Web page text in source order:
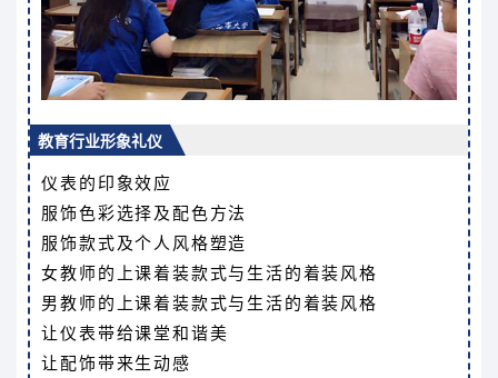
教育行业形象礼仪
仪表的印象效应
服饰色彩选择及配色方法
服饰款式及个人风格塑造
女教师的上课着装款式与生活的着装风格
男教师的上课着装款式与生活的着装风格
让仪表带给课堂和谐美
让配饰带来生动感